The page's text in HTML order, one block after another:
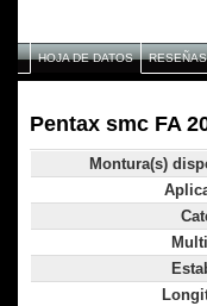
HOJA DE DATOS RESEÑAS
Pentax smc FA
Montura(s)